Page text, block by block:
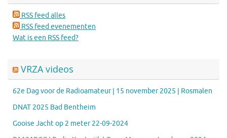
RSS feed alles
RSS feed evenementen
Wat is een RSS feed?
VRZA videos
62e Dag voor de Radioamateur | 15 november 2025 | Rosmalen
DNAT 2025 Bad Bentheim
Gooise Jacht op 2 meter 22-09-2024